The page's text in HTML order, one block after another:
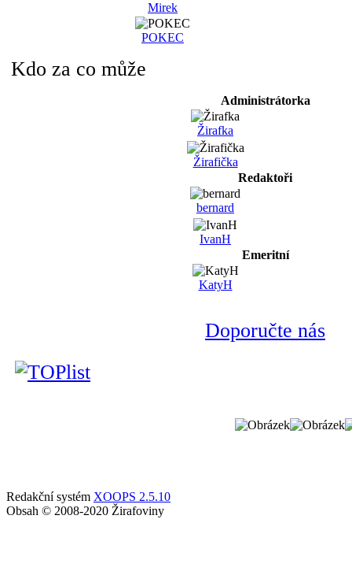
Mirek
POKEC
Kdo za co může
Administrátorka
Žirafka
Žirafička
Redaktoři
bernard
IvanH
Emeritní
KatyH
Doporučte nás
Redakční systém XOOPS 2.5.10
Obsah © 2008-2020 Žirafoviny